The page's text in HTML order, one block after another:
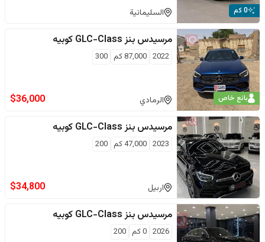
0 كم السليمانية
بائع خاص
مرسيدس بنز GLC-Class كوبيه
2022
87,000كم 300
الرمادي $36,000
مرسيدس بنز GLC-Class كوبيه
2023
47,000كم 200
اربيل $34,800
مرسيدس بنز GLC-Class كوبيه
2026
0كم 200